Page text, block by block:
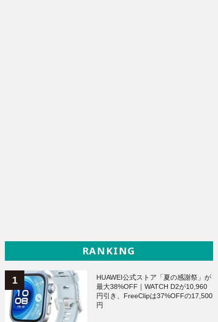
RANKING
HUAWEI公式ストア「夏の感謝祭」が
最大38%OFF｜WATCH D2が10,960
円引き、FreeClipは37%OFFの17,500
円